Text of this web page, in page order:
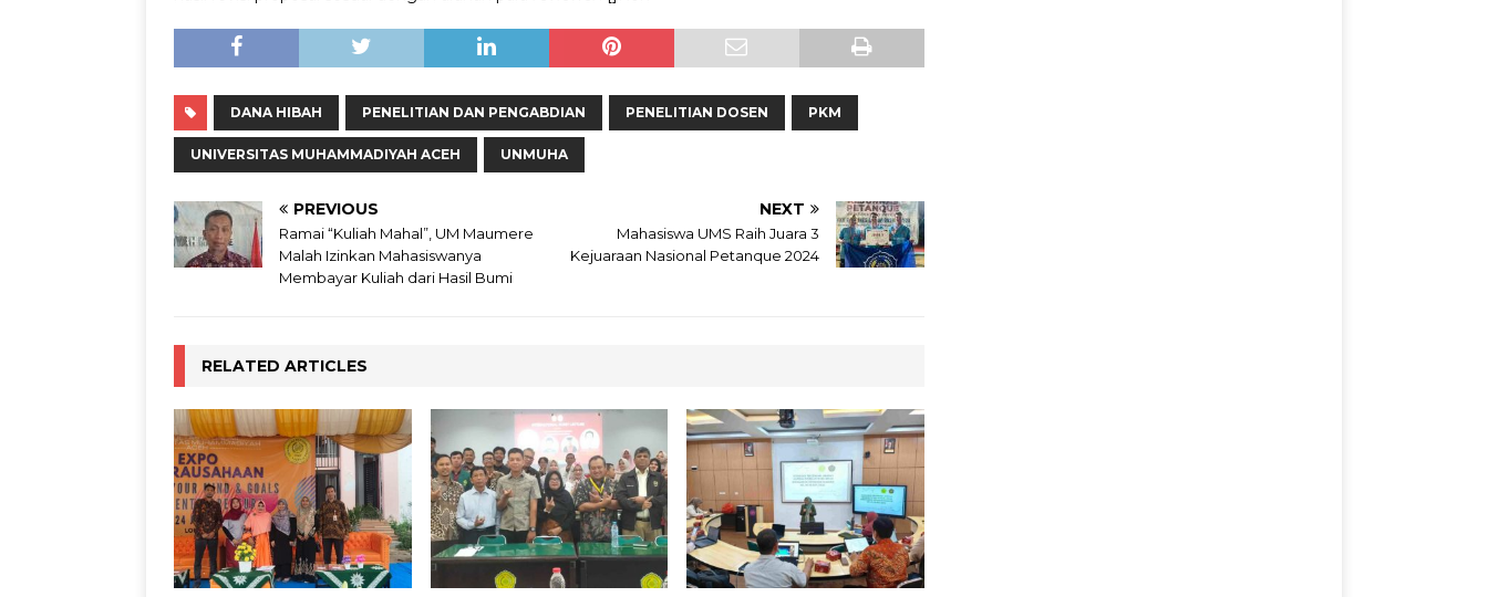
DANA HIBAH PENELITIAN DAN PENGABDIAN PENELITIAN DOSEN PKM
UNIVERSITAS MUHAMMADIYAH ACEH UNMUHA
PREVIOUS
Ramai “Kuliah Mahal”, UM Maumere
Malah Izinkan Mahasiswanya
Membayar Kuliah dari Hasil Bumi
NEXT
Mahasiswa UMS Raih Juara 3
Kejuaraan Nasional Petanque 2024
RELATED ARTICLES